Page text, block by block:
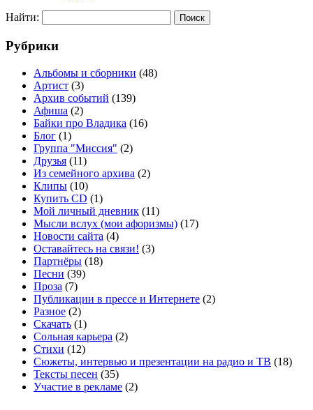
Найти:
Рубрики
Альбомы и сборники (48)
Артист (3)
Архив событий (139)
Афиша (2)
Байки про Владика (16)
Блог (1)
Группа "Миссия" (2)
Друзья (11)
Из семейного архива (2)
Клипы (10)
Купить CD (1)
Мой личный дневник (11)
Мысли вслух (мои афоризмы) (17)
Новости сайта (4)
Оставайтесь на связи! (3)
Партнёры (18)
Песни (39)
Проза (7)
Публикации в прессе и Интернете (2)
Разное (2)
Скачать (1)
Сольная карьера (2)
Стихи (12)
Сюжеты, интервью и презентации на радио и ТВ (18)
Тексты песен (35)
Участие в рекламе (2)